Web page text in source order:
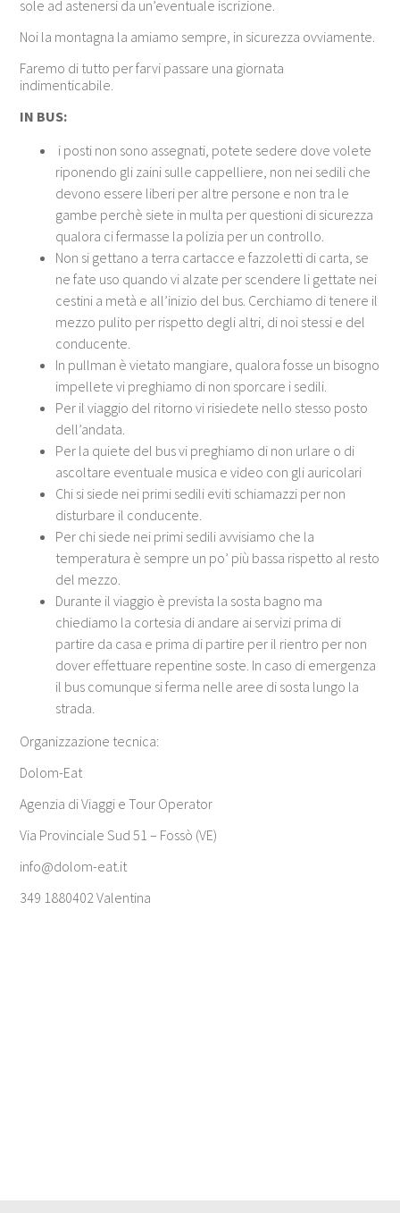
sole ad astenersi da un’eventuale iscrizione.
Noi la montagna la amiamo sempre, in sicurezza ovviamente.
Faremo di tutto per farvi passare una giornata
indimenticabile.
IN BUS:
i posti non sono assegnati, potete sedere dove volete
riponendo gli zaini sulle cappelliere, non nei sedili che
devono essere liberi per altre persone e non tra le
gambe perchè siete in multa per questioni di sicurezza
qualora ci fermasse la polizia per un controllo.
Non si gettano a terra cartacce e fazzoletti di carta, se
ne fate uso quando vi alzate per scendere li gettate nei
cestini a metà e all’inizio del bus. Cerchiamo di tenere il
mezzo pulito per rispetto degli altri, di noi stessi e del
conducente.
In pullman è vietato mangiare, qualora fosse un bisogno
impellete vi preghiamo di non sporcare i sedili.
Per il viaggio del ritorno vi risiedete nello stesso posto
dell’andata.
Per la quiete del bus vi preghiamo di non urlare o di
ascoltare eventuale musica e video con gli auricolari
Chi si siede nei primi sedili eviti schiamazzi per non
disturbare il conducente.
Per chi siede nei primi sedili avvisiamo che la
temperatura è sempre un po’ più bassa rispetto al resto
del mezzo.
Durante il viaggio è prevista la sosta bagno ma
chiediamo la cortesia di andare ai servizi prima di
partire da casa e prima di partire per il rientro per non
dover effettuare repentine soste. In caso di emergenza
il bus comunque si ferma nelle aree di sosta lungo la
strada.
Organizzazione tecnica:
Dolom-Eat
Agenzia di Viaggi e Tour Operator
Via Provinciale Sud 51 – Fossò (VE)
info@dolom-eat.it
349 1880402 Valentina